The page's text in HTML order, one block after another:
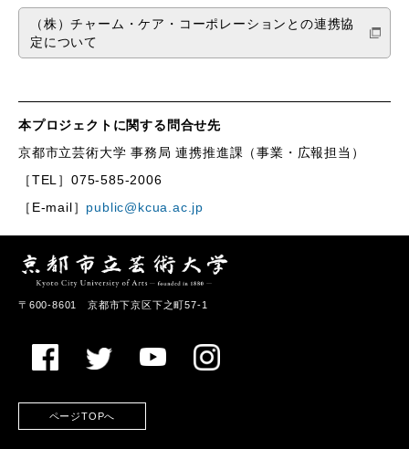
（株）チャーム・ケア・コーポレーションとの連携協
定について
本プロジェクトに関する問合せ先
京都市立芸術大学 事務局 連携推進課（事業・広報担当）
［TEL］075-585-2006
［E-mail］ public@kcua.ac.jp
〒600-8601 京都市下京区下之町57-1
ページTOPへ